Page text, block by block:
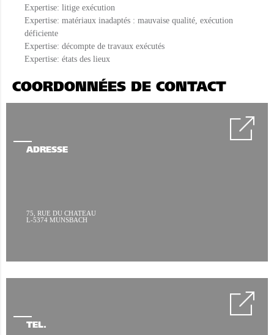
Expertise: litige exécution
Expertise: matériaux inadaptés : mauvaise qualité, exécution
déficiente
Expertise: décompte de travaux exécutés
Expertise: états des lieux
COORDONNÉES DE CONTACT
ADRESSE
75, RUE DU CHATEAU
L-5374 MUNSBACH
TÉL.